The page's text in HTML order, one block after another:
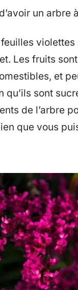
un arbre
Les fruits
et
qu’ils sont
de l’arbre
que vous